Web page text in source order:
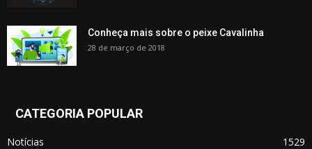
Conheça mais sobre o peixe Cavalinha
28 de março de 2018
CATEGORIA POPULAR
Notícias
1529